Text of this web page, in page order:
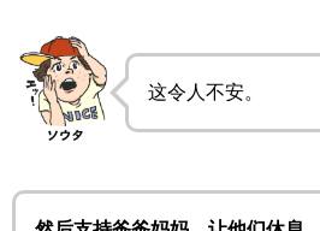
这令人不安。